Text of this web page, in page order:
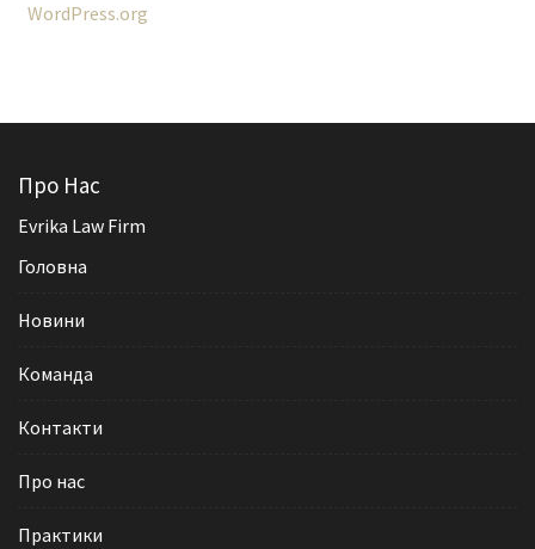
WordPress.org
Про Нас
Evrika Law Firm
Головна
Новини
Команда
Контакти
Про нас
Практики